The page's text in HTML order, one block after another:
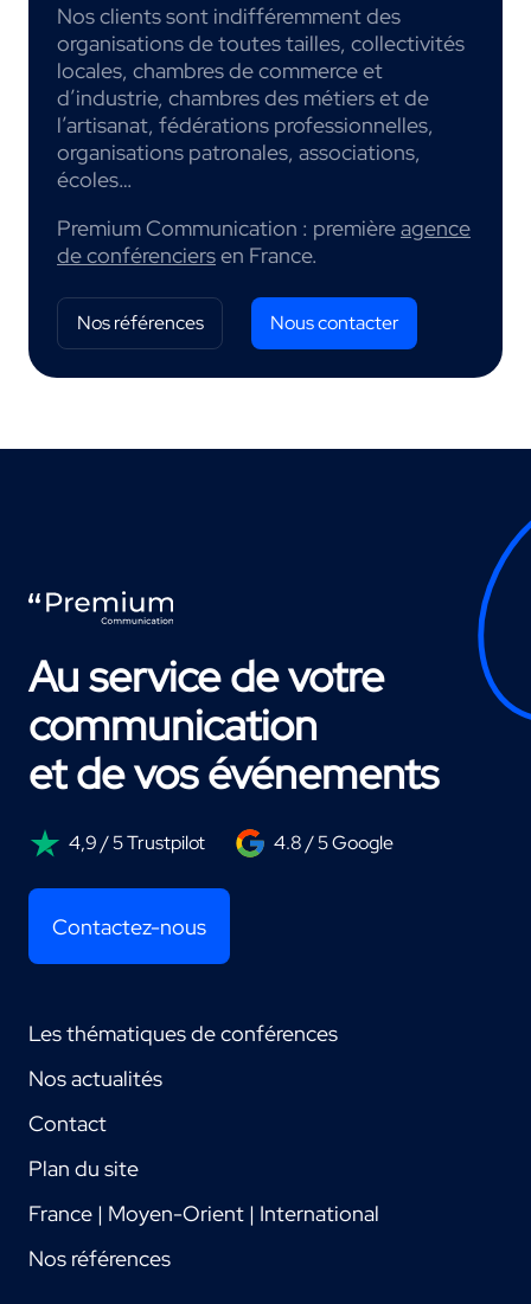
Nos clients sont indifféremment des
organisations de toutes tailles, collectivités
locales, chambres de commerce et
d’industrie, chambres des métiers et de
l’artisanat, fédérations professionnelles,
organisations patronales, associations,
écoles…
Premium Communication : premièreagence
de conférenciersen France.
Nos références Nous contacter
Au service de votre
communication
et de vos événements
4,9 / 5 Trustpilot 4.8 / 5 Google
Contactez-nous
Les thématiques de conférences
Nos actualités
Contact
Plan du site
France | Moyen-Orient | International
Nos références